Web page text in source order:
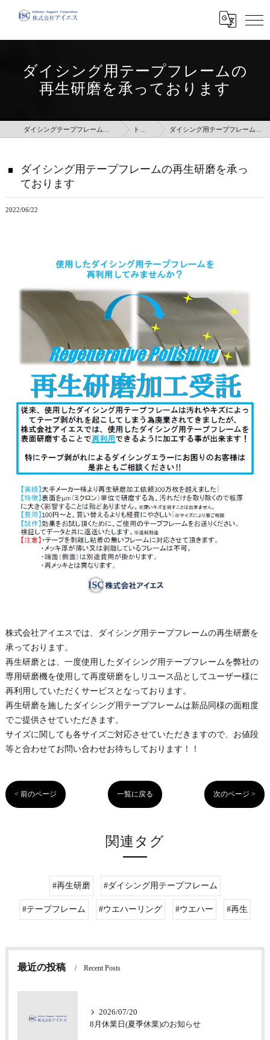
ダイシング用テープフレームの
再生研磨を承っております
トピックス ダイシング用テープフレームの再生研磨を承っております
ダイシング用テープフレームの再生研磨を承っ
ております
2022/06/22
株式会社アイエスでは、ダイシング用テープフレームの再生研磨を
承っております。
再生研磨とは、一度使用したダイシング用テープフレームを弊社の
専用研磨機を使用して再度研磨をしリユース品としてユーザー様に
再利用していただくサービスとなっております。
再生研磨を施したダイシング用テープフレームは新品同様の面粗度
でご提供させていただきます。
サイズに関しても各サイズご対応させていただきますので、お値段
等と合わせてお問い合わせお待ちしております！！
< 前のページ 一覧に戻る 次のページ >
関連タグ
#再生研磨 #ダイシング用テープフレーム
#テープフレーム #ウエハーリング #ウエハー #再生
最近の投稿 Recent Posts
2026/07/20
8月休業日(夏季休業)のお知らせ